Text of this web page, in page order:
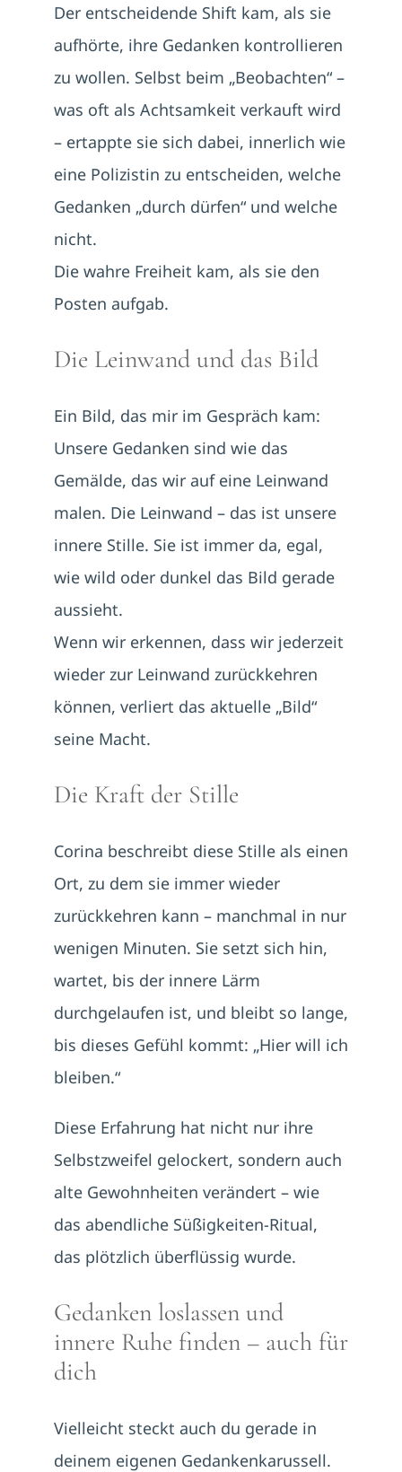
Der entscheidende Shift kam, als sie
aufhörte, ihre Gedanken kontrollieren
zu wollen. Selbst beim „Beobachten“ –
was oft als Achtsamkeit verkauft wird
– ertappte sie sich dabei, innerlich wie
eine Polizistin zu entscheiden, welche
Gedanken „durch dürfen“ und welche
nicht.
Die wahre Freiheit kam, als sie den
Posten aufgab.
Die Leinwand und das Bild
Ein Bild, das mir im Gespräch kam:
Unsere Gedanken sind wie das
Gemälde, das wir auf eine Leinwand
malen. Die Leinwand – das ist unsere
innere Stille. Sie ist immer da, egal,
wie wild oder dunkel das Bild gerade
aussieht.
Wenn wir erkennen, dass wir jederzeit
wieder zur Leinwand zurückkehren
können, verliert das aktuelle „Bild“
seine Macht.
Die Kraft der Stille
Corina beschreibt diese Stille als einen
Ort, zu dem sie immer wieder
zurückkehren kann – manchmal in nur
wenigen Minuten. Sie setzt sich hin,
wartet, bis der innere Lärm
durchgelaufen ist, und bleibt so lange,
bis dieses Gefühl kommt: „Hier will ich
bleiben.“
Diese Erfahrung hat nicht nur ihre
Selbstzweifel gelockert, sondern auch
alte Gewohnheiten verändert – wie
das abendliche Süßigkeiten-Ritual,
das plötzlich überflüssig wurde.
Gedanken loslassen und
innere Ruhe finden – auch für
dich
Vielleicht steckt auch du gerade in
deinem eigenen Gedankenkarussell.